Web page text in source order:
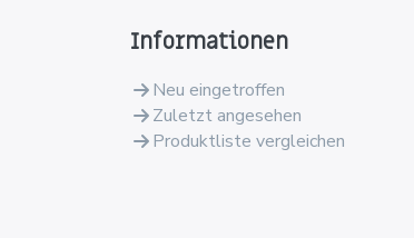
Informationen
Neu eingetroffen
Zuletzt angesehen
Produktliste vergleichen